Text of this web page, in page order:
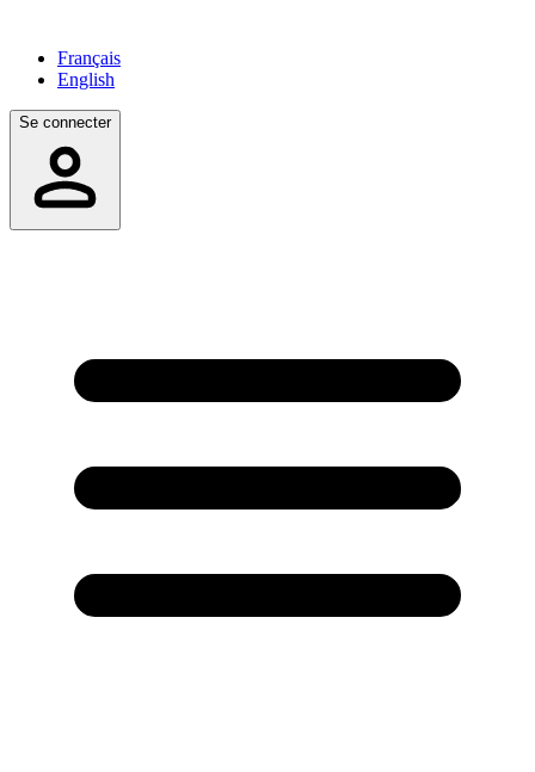
Français
English
Se connecter